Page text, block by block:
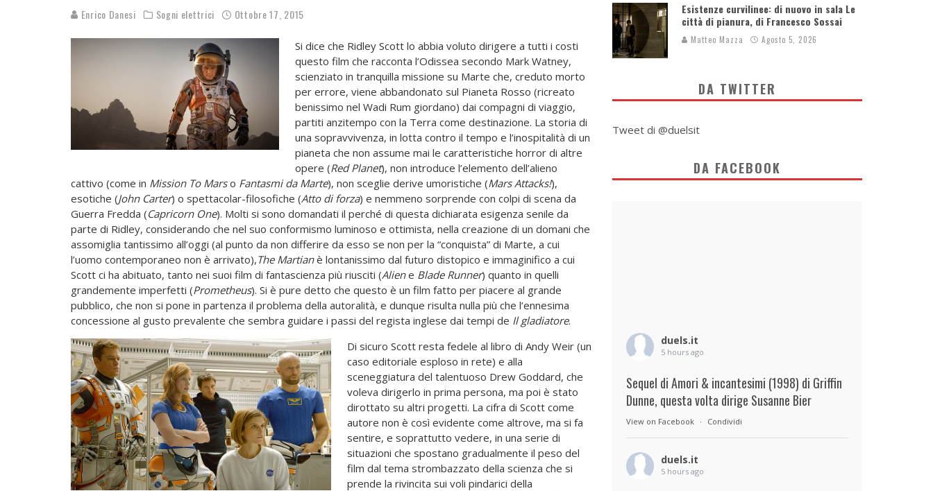
Enrico Danesi Sogni elettrici Ottobre 17, 2015
Si dice che Ridley Scott lo abbia voluto dirigere a tutti i costi
questo film che racconta l’Odissea secondo Mark Watney,
scienziato in tranquilla missione su Marte che, creduto morto
per errore, viene abbandonato sul Pianeta Rosso (ricreato
benissimo nel Wadi Rum giordano) dai compagni di viaggio,
partiti anzitempo con la Terra come destinazione. La storia di
una sopravvivenza, in lotta contro il tempo e l’inospitalità di un
pianeta che non assume mai le caratteristiche horror di altre
opere (Red Planet), non introduce l’elemento dell’alieno
cattivo (come in Mission To Marso Fantasmi da Marte), non sceglie derive umoristiche (Mars Attacks!),
esotiche (John Carter) o spettacolar-­filosofiche (Atto di forza) e nemmeno sorprende con colpi di scena da
Guerra Fredda (Capricorn One). Molti si sono domandati il perché di questa dichiarata esigenza senile da
parte di Ridley, considerando che nel suo conformismo luminoso e ottimista, nella creazione di un domani che
assomiglia tantissimo all’oggi (al punto da non differire da esso se non per la “conquista” di Marte, a cui
l’uomo contemporaneo non è arrivato),The Martianè lontanissimo dal futuro distopico e immaginifico a cui
Scott ci ha abituato, tanto nei suoi film di fantascienza più riusciti (Aliene Blade Runner) quanto in quelli
grandemente imperfetti (Prometheus). Si è pure detto che questo è un film fatto per piacere al grande
pubblico, che non si pone in partenza il problema della autoralità, e dunque risulta nulla più che l’ennesima
concessione al gusto prevalente che sembra guidare i passi del regista inglese dai tempi de Il gladiatore.
Di sicuro Scott resta fedele al libro di Andy Weir (un
caso editoriale esploso in rete) e alla
sceneggiatura del talentuoso Drew Goddard, che
voleva dirigerlo in prima persona, ma poi è stato
dirottato su altri progetti. La cifra di Scott come
autore non è così evidente come altrove, ma si fa
sentire, e soprattutto vedere, in una serie di
situazioni che spostano gradualmente il peso del
film dal tema strombazzato della scienza che si
prende la rivincita sui voli pindarici della
Esistenze curvilinee: di nuovo in sala Le
città di pianura, di Francesco Sossai
Matteo Mazza Agosto 5, 2026
DA TWITTER
Tweet di @duelsit
DA FACEBOOK
duels.it
5 hours ago
Sequel di Amori & incantesimi (1998) di Griffin
Dunne, questa volta dirige Susanne Bier
View on Facebook · Condividi
duels.it
5 hours ago